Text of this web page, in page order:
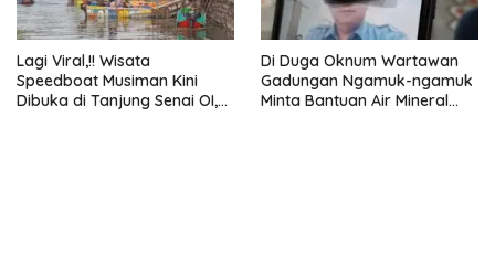
Lagi Viral,!! Wisata
Speedboat Musiman Kini
Dibuka di Tanjung Senai OI,
Di Duga Oknum Wartawan
Gadungan Ngamuk-ngamuk
Minta Bantuan Air Mineral